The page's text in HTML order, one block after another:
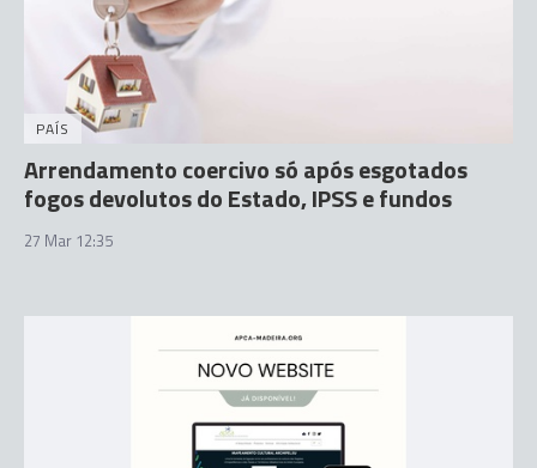
PAÍS
Arrendamento coercivo só após esgotados
fogos devolutos do Estado, IPSS e fundos
27 Mar 12:35